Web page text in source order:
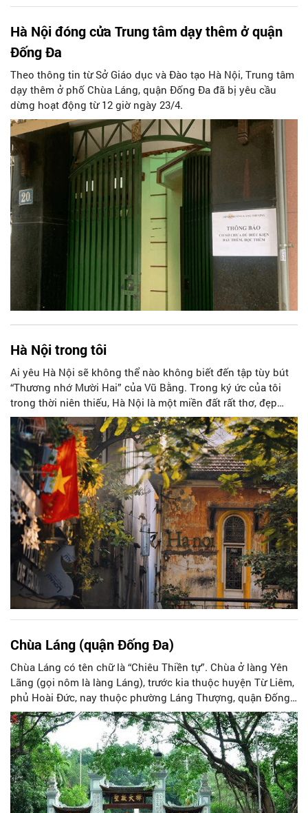
Hà Nội đóng cửa Trung tâm dạy thêm ở quận
Đống Đa
Theo thông tin từ Sở Giáo dục và Đào tạo Hà Nội, Trung tâm
dạy thêm ở phố Chùa Láng, quận Đống Đa đã bị yêu cầu
dừng hoạt động từ 12 giờ ngày 23/4.
Hà Nội trong tôi
Ai yêu Hà Nội sẽ không thể nào không biết đến tập tùy bút
“Thương nhớ Mười Hai” của Vũ Bằng. Trong ký ức của tôi
trong thời niên thiếu, Hà Nội là một miền đất rất thơ, đẹp
như tranh sơn dầu của họa sĩ Bùi Xuân Phái với những ngôi
nhà liêu xiêu phủ đầy rêu phong ẩn chứa một nỗi niềm
riêng.
Chùa Láng (quận Đống Đa)
Chùa Láng có tên chữ là “Chiêu Thiền tự”. Chùa ở làng Yên
Lãng (gọi nôm là làng Láng), trước kia thuộc huyện Từ Liêm,
phủ Hoài Đức, nay thuộc phường Láng Thượng, quận Đống
Đa, Hà Nội.